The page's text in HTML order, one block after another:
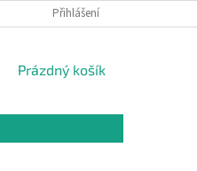
Přihlášení
NÁKUPNÍ
Prázdný košík